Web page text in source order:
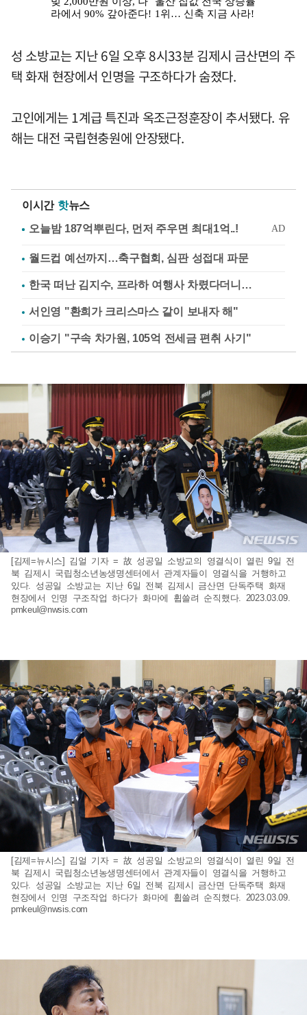
성 소방교는 지난 6일 오후 8시33분 김제시 금산면의 주
택 화재 현장에서 인명을 구조하다가 숨졌다.
고인에게는 1계급 특진과 옥조근정훈장이 추서됐다. 유
해는 대전 국립현충원에 안장됐다.
이시간 핫뉴스
월드컵 예선까지…축구협회, 심판 성접대 파문
한국 떠난 김지수, 프라하 여행사 차렸다더니…
서인영 "환희가 크리스마스 같이 보내자 해"
이승기 "구속 차가원, 105억 전세금 편취 사기"
[김제=뉴시스] 김얼 기자 = 故 성공일 소방교의 영결식이 열린 9일 전
북 김제시 국립청소년농생명센터에서 관계자들이 영결식을 거행하고
있다. 성공일 소방교는 지난 6일 전북 김제시 금산면 단독주택 화재
현장에서 인명 구조작업 하다가 화마에 휩쓸려 순직했다. 2023.03.09.
pmkeul@nwsis.com
[김제=뉴시스] 김얼 기자 = 故 성공일 소방교의 영결식이 열린 9일 전
북 김제시 국립청소년농생명센터에서 관계자들이 영결식을 거행하고
있다. 성공일 소방교는 지난 6일 전북 김제시 금산면 단독주택 화재
현장에서 인명 구조작업 하다가 화마에 휩쓸려 순직했다. 2023.03.09.
pmkeul@nwsis.com